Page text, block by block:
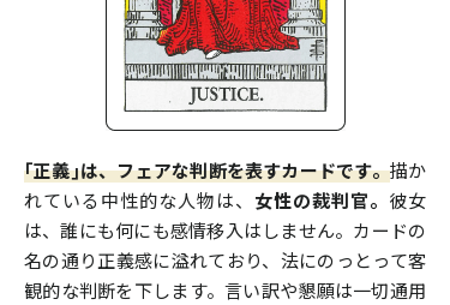
｢正義｣は、フェアな判断を表すカードです。描か
れている中性的な人物は、 女性の裁判官。 彼女
は、誰にも何にも感情移入はしません。カードの
名の通り正義感に溢れており、法にのっとって客
観的な判断を下します。言い訳や懇願は一切通用